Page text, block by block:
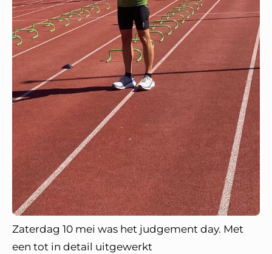
Zaterdag 10 mei was het judgement day. Met
een tot in detail uitgewerkt